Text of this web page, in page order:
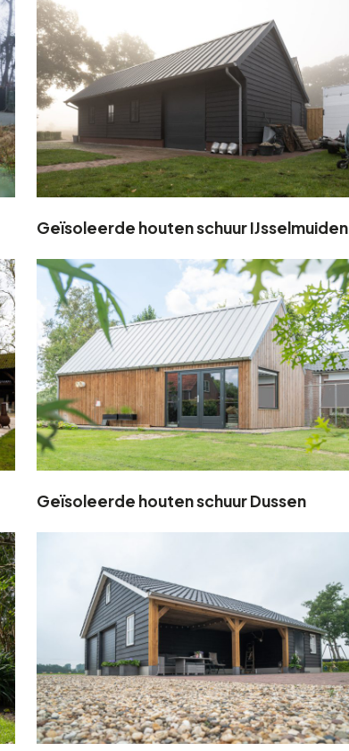
Geïsoleerde houten schuur IJsselmuiden
Geïsoleerde houten schuur Dussen